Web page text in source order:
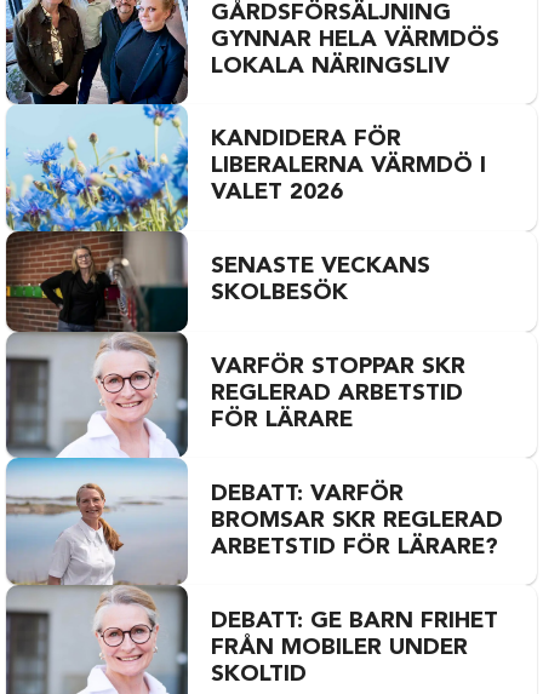
GÅRDSFÖRSÄLJNING
GYNNAR HELA VÄRMDÖS
LOKALA NÄRINGSLIV
KANDIDERA FÖR
LIBERALERNA VÄRMDÖ I
VALET 2026
SENASTE VECKANS
SKOLBESÖK
VARFÖR STOPPAR SKR
REGLERAD ARBETSTID
FÖR LÄRARE
DEBATT: VARFÖR
BROMSAR SKR REGLERAD
ARBETSTID FÖR LÄRARE?
DEBATT: GE BARN FRIHET
FRÅN MOBILER UNDER
SKOLTID